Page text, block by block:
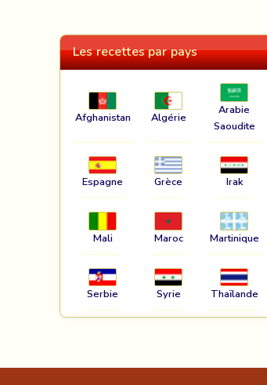
Les recettes par pays
Afghanistan Algérie
Arabie
Saoudite
Espagne Grèce Irak
Mali Maroc Martinique
Serbie Syrie Thaïlande